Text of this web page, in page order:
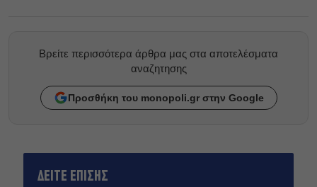
Βρείτε περισσότερα άρθρα μας στα αποτελέσματα
αναζητησης
Προσθήκη του monopoli.gr στην Google
ΔΕΙΤΕ ΕΠΙΣΗΣ